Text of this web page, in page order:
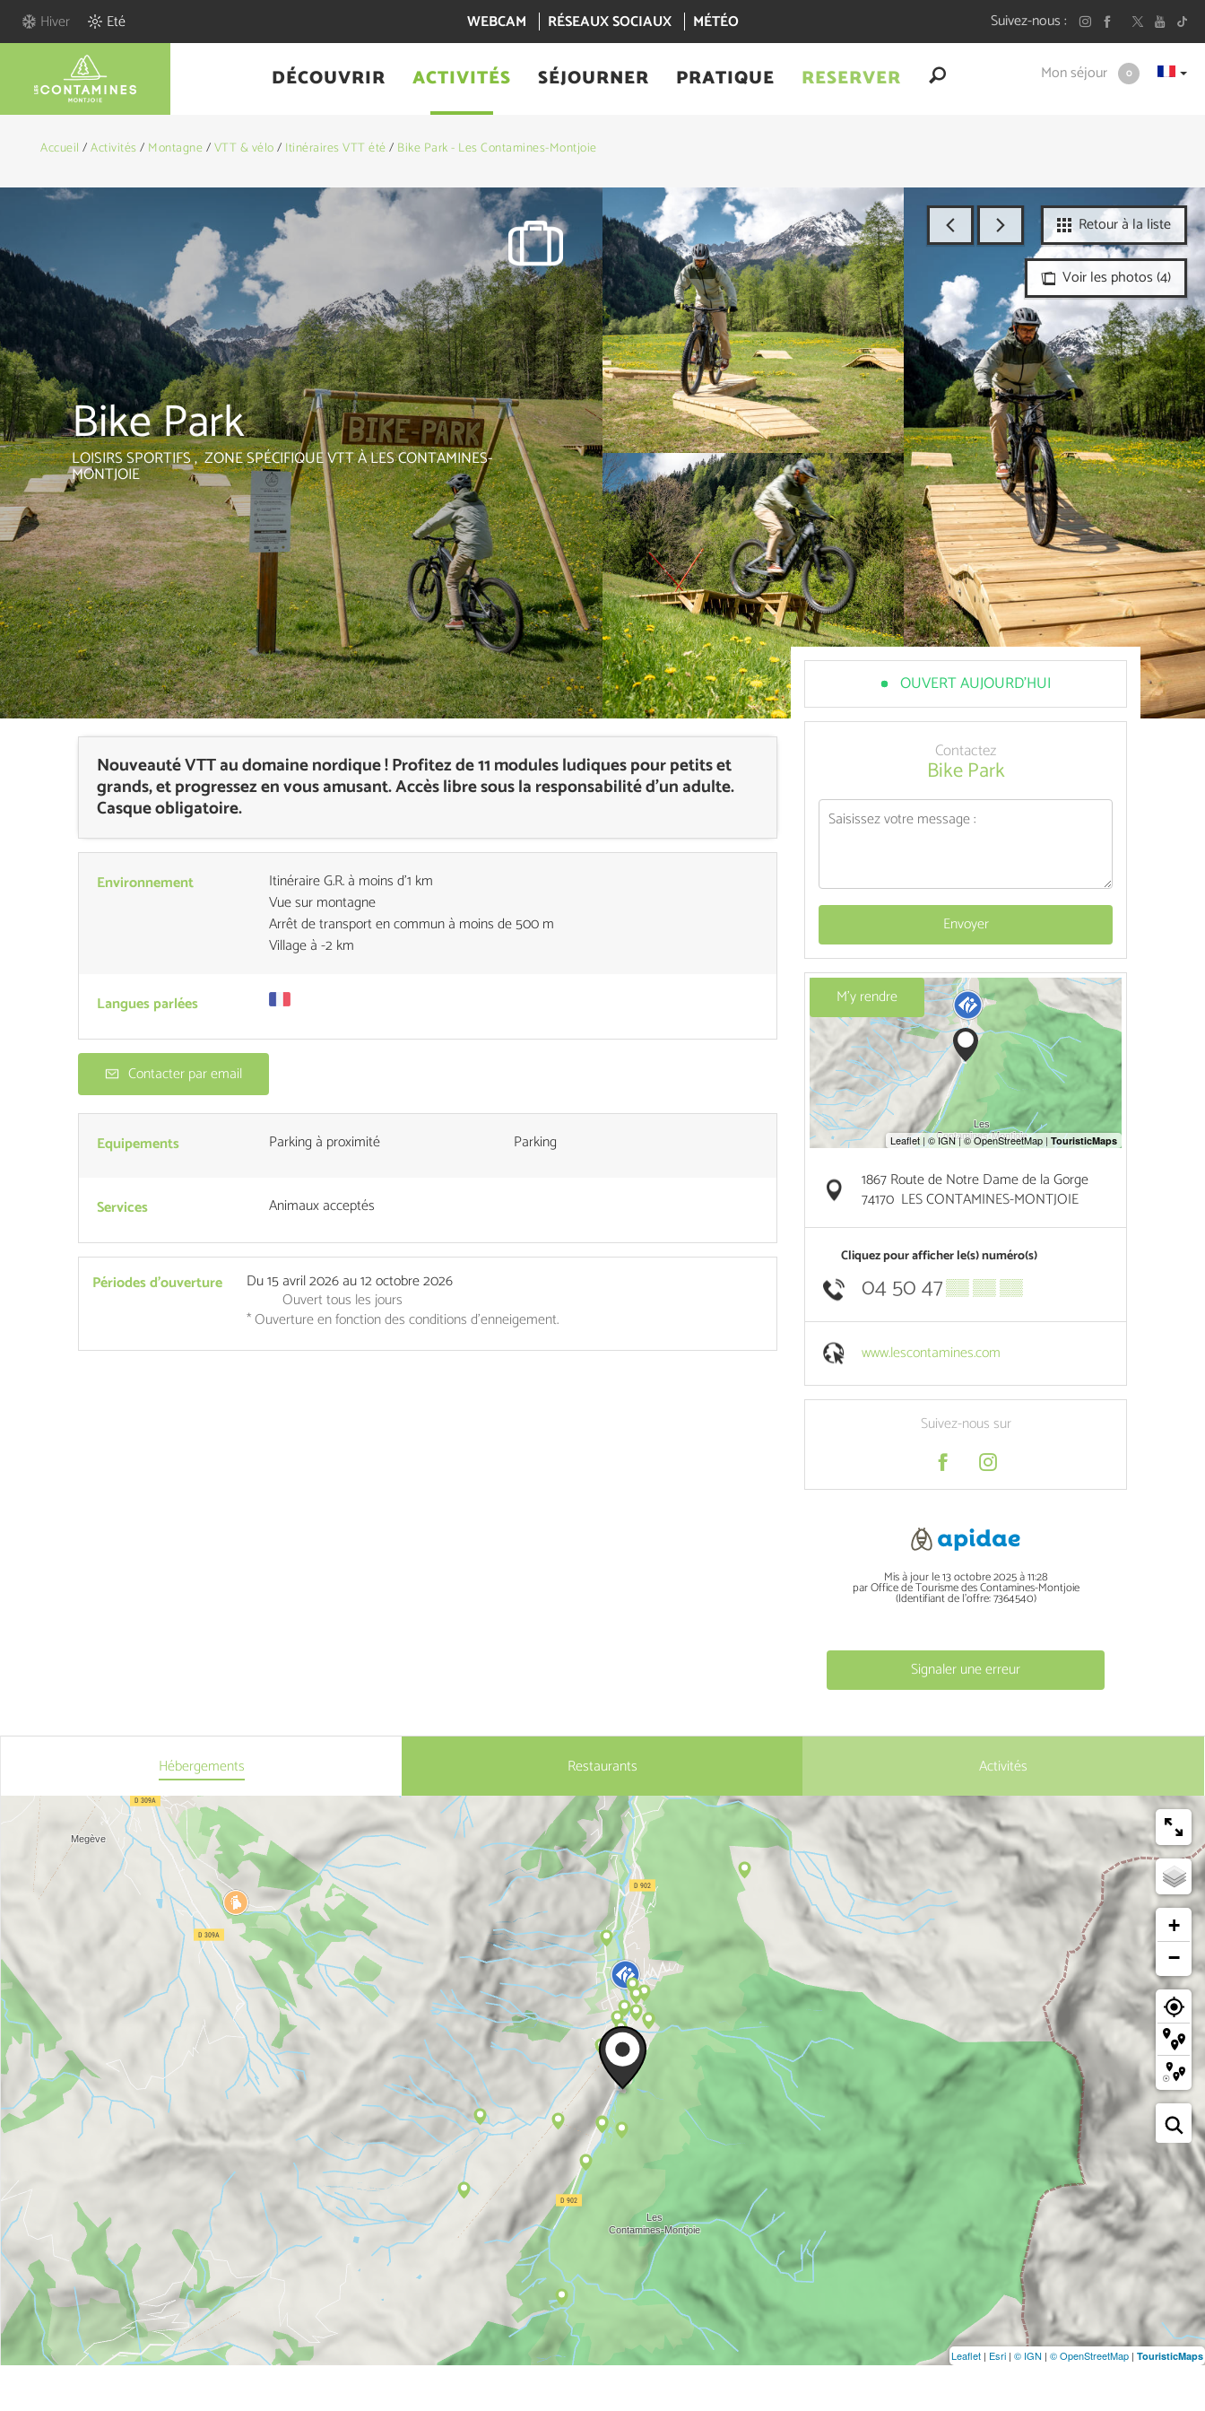
Hiver Eté WEBCAM RÉSEAUX SOCIAUX MÉTÉO Suivez-nous
DÉCOUVRIR ACTIVITÉS SÉJOURNER PRATIQUE RESERVER Mon séjour 0
Accueil /Activités/ Montagne/VTT & vélo/ Itinéraires VTT été/ Bike Park - Les Contamines-Montjoie
Voir les photos (4)
Retour à la liste
Bike Park
LOISIRS SPORTIFS , ZONE SPÉCIFIQUE VTTÀ LES CONTAMINES-
MONTJOIE
Nouveauté VTT au domaine nordique ! Profitez de 11 modules ludiques pour petits et
grands, et progressez en vous amusant. Accès libre sous la responsabilité d’un adulte.
Casque obligatoire.
Environnement
Itinéraire G.R. à moins d'1 km
Vue sur montagne
Arrêt de transport en commun à moins de 500 m
Village à -2 km
Langues parlées
Contacter par email
Equipements Parking à proximité Parking
Services Animaux acceptés
Périodes d'ouverture Du15 avril 2026au12 octobre 2026
Ouverttous les jours
* Ouverture en fonction des conditions d'enneigement.
OUVERT AUJOURD'HUI
Contactez
Bike Park
Envoyer
M'y rendre
1867 Route de Notre Dame de la Gorge
74170 LES CONTAMINES-MONTJOIE
Cliquez pour afficher le(s) numéro(s)
04 50 47▒▒ ▒▒ ▒▒
www.lescontamines.com
Suivez-nous sur
Mis à jour le 13 octobre 2025 à 11:28
par Office de Tourisme des Contamines-Montjoie
(Identifiant de l'offre:7364540)
Signaler une erreur
Hébergements Restaurants Activités
+
−
Leaflet | Esri | © IGN | © OpenStreetMap | TouristicMaps